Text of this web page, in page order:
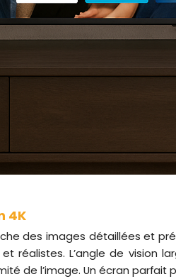
4K
des images détaillées et
réalistes. L’angle de vision
de l’image. Un écran parfait